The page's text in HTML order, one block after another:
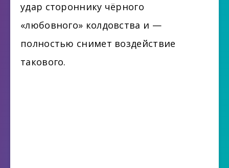
удар стороннику чёрного
«любовного» колдовства и —
полностью снимет воздействие
такового.